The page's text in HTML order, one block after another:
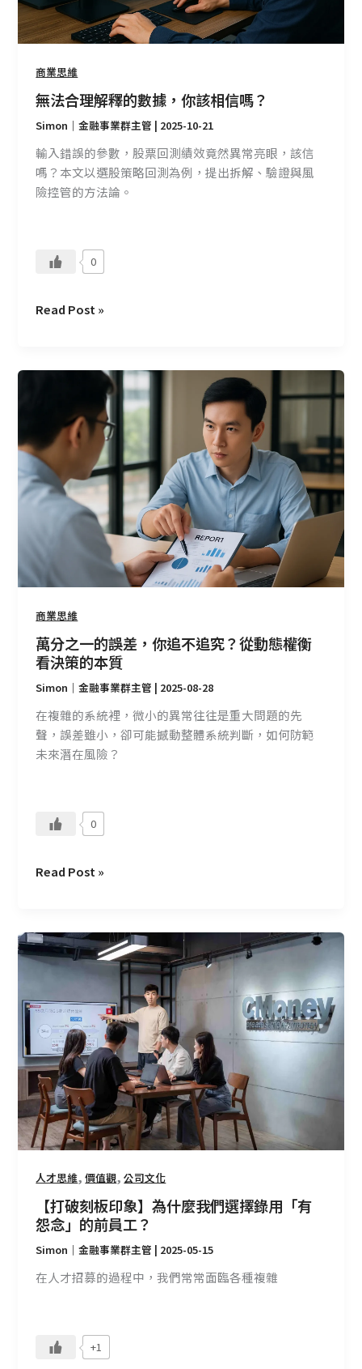
商業思維
無法合理解釋的數據，你該相信嗎？
Simon｜金融事業群主管 | 2025-10-21
輸入錯誤的參數，股票回測績效竟然異常亮眼，該信
嗎？本文以選股策略回測為例，提出拆解、驗證與風
險控管的方法論。
0
你
該
相
信
Read Post »
商業思維
萬分之一的誤差，你追不追究？從動態權衡
看決策的本質
Simon｜金融事業群主管 | 2025-08-28
在複雜的系統裡，微小的異常往往是重大問題的先
聲，誤差雖小，卻可能撼動整體系統判斷，如何防範
未來潛在風險？
0
的
誤
差，
不
追
究？
從
態
權
衡
看
決
策
Read Post »
人才思維,價值觀,公司文化
【打破刻板印象】為什麼我們選擇錄用「有
怨念」的前員工？
Simon｜金融事業群主管 | 2025-05-15
在人才招募的過程中，我們常常面臨各種複雜
+1
【打
破
板
印
象】
為
什
麼
我
們
選
擇
用
「有
怨
念」
工？